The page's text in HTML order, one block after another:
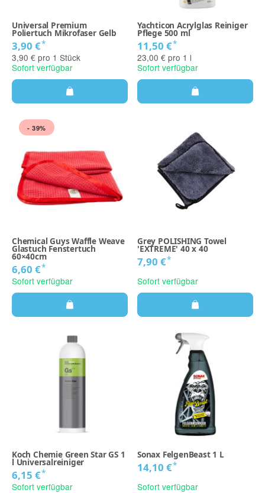
Universal Premium
Poliertuch Mikrofaser Gelb
3,90 €*
3,90 € pro 1 Stück
Sofort verfügbar
Yachticon Acrylglas Reiniger
Pflege 500 ml
11,50 €*
23,00 € pro 1 l
Sofort verfügbar
- 39%
Chemical Guys Waffle Weave
Glastuch Fenstertuch
60×40cm
6,60 €*
Sofort verfügbar
Grey POLISHING Towel
'EXTREME' 40 x 40
7,90 €*
Sofort verfügbar
Koch Chemie Green Star GS 1
l Universalreiniger
6,15 €*
Sofort verfügbar
Sonax FelgenBeast 1 L
14,10 €*
Sofort verfügbar